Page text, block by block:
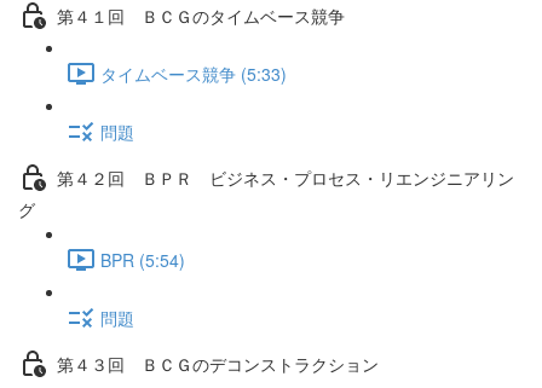
第４１回 ＢＣＧのタイムベース競争
タイムベース競争 (5:33)
問題
第４２回 ＢＰＲ ビジネス・プロセス・リエンジニアリン
グ
BPR (5:54)
問題
第４３回 ＢＣＧのデコンストラクション